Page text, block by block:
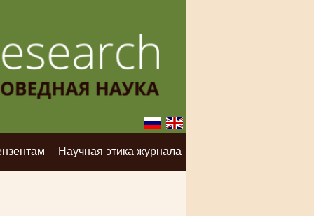
Научная этика журнала